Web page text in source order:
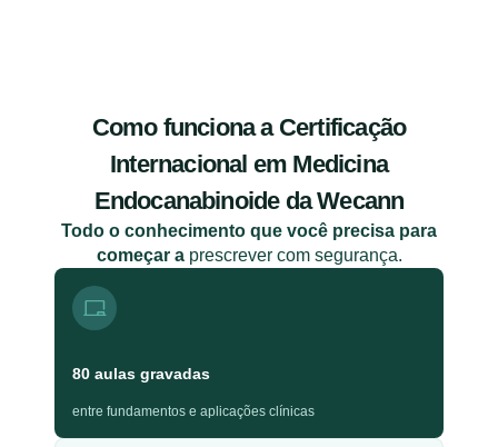
Como funciona a Certificação
Internacional em Medicina
Endocanabinoide da Wecann
Todo o conhecimento que você precisa para
começar aprescrever com segurança.
80 aulas gravadas
entre fundamentos e aplicações clínicas